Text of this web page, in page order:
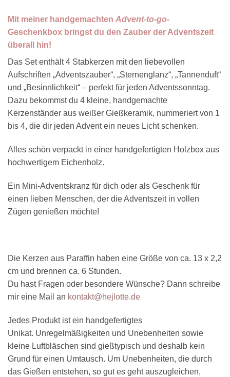
Mit meiner handgemachten Advent-to-go-
Geschenkbox bringst du den Zauber der Adventszeit
überall hin!
Das Set enthält 4 Stabkerzen mit den liebevollen
Aufschriften „Adventszauber“, „Sternenglanz“, „Tannenduft“
und „Besinnlichkeit“ – perfekt für jeden Adventssonntag.
Dazu bekommst du 4 kleine, handgemachte
Kerzenständer aus weißer Gießkeramik, nummeriert von 1
bis 4, die dir jeden Advent ein neues Licht schenken.
Alles schön verpackt in einer handgefertigten Holzbox aus
hochwertigem Eichenholz.
Ein Mini-Adventskranz für dich oder als Geschenk für
einen lieben Menschen, der die Adventszeit in vollen
Zügen genießen möchte!
Die Kerzen aus Paraffin haben eine Größe von ca. 13 x 2,2
cm und brennen ca. 6 Stunden.
Du hast Fragen oder besondere Wünsche? Dann schreibe
mir eine Mail an kontakt@hejlotte.de
Jedes Produkt ist ein handgefertigtes
Unikat. Unregelmäßigkeiten und Unebenheiten sowie
kleine Luftbläschen sind gießtypisch und deshalb kein
Grund für einen Umtausch. Um Unebenheiten, die durch
das Gießen entstehen, so gut es geht auszugleichen,